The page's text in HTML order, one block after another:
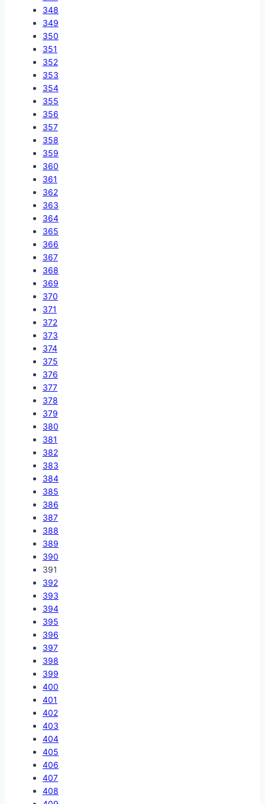
348
349
350
351
352
353
354
355
356
357
358
359
360
361
362
363
364
365
366
367
368
369
370
371
372
373
374
375
376
377
378
379
380
381
382
383
384
385
386
387
388
389
390
391
392
393
394
395
396
397
398
399
400
401
402
403
404
405
406
407
408